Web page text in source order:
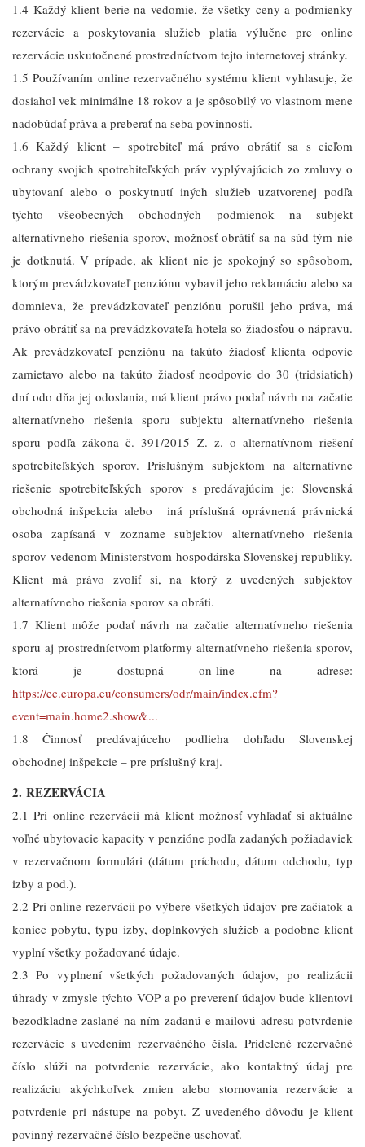
1.4 Každý klient berie na vedomie, že všetky ceny a podmienky
rezervácie a poskytovania služieb platia výlučne pre online
rezervácie uskutočnené prostredníctvom tejto internetovej stránky.
1.5 Používaním online rezervačného systému klient vyhlasuje, že
dosiahol vek minimálne 18 rokov a je spôsobilý vo vlastnom mene
nadobúdať práva a preberať na seba povinnosti.
1.6 Každý klient – spotrebiteľ má právo obrátiť sa s cieľom
ochrany svojich spotrebiteľských práv vyplývajúcich zo zmluvy o
ubytovaní alebo o poskytnutí iných služieb uzatvorenej podľa
týchto všeobecných obchodných podmienok na subjekt
alternatívneho riešenia sporov, možnosť obrátiť sa na súd tým nie
je dotknutá. V prípade, ak klient nie je spokojný so spôsobom,
ktorým prevádzkovateľ penziónu vybavil jeho reklamáciu alebo sa
domnieva, že prevádzkovateľ penziónu porušil jeho práva, má
právo obrátiť sa na prevádzkovateľa hotela so žiadosťou o nápravu.
Ak prevádzkovateľ penziónu na takúto žiadosť klienta odpovie
zamietavo alebo na takúto žiadosť neodpovie do 30 (tridsiatich)
dní odo dňa jej odoslania, má klient právo podať návrh na začatie
alternatívneho riešenia sporu subjektu alternatívneho riešenia
sporu podľa zákona č. 391/2015 Z. z. o alternatívnom riešení
spotrebiteľských sporov. Príslušným subjektom na alternatívne
riešenie spotrebiteľských sporov s predávajúcim je: Slovenská
obchodná inšpekcia alebo iná príslušná oprávnená právnická
osoba zapísaná v zozname subjektov alternatívneho riešenia
sporov vedenom Ministerstvom hospodárska Slovenskej republiky.
Klient má právo zvoliť si, na ktorý z uvedených subjektov
alternatívneho riešenia sporov sa obráti.
1.7 Klient môže podať návrh na začatie alternatívneho riešenia
sporu aj prostredníctvom platformy alternatívneho riešenia sporov,
ktorá je dostupná on-line na adrese:
https://ec.europa.eu/consumers/odr/main/index.cfm?
event=main.home2.show&...
1.8 Činnosť predávajúceho podlieha dohľadu Slovenskej
obchodnej inšpekcie – pre príslušný kraj.
2. REZERVÁCIA
2.1 Pri online rezervácií má klient možnosť vyhľadať si aktuálne
voľné ubytovacie kapacity v penzióne podľa zadaných požiadaviek
v rezervačnom formulári (dátum príchodu, dátum odchodu, typ
izby a pod.).
2.2 Pri online rezervácii po výbere všetkých údajov pre začiatok a
koniec pobytu, typu izby, doplnkových služieb a podobne klient
vyplní všetky požadované údaje.
2.3 Po vyplnení všetkých požadovaných údajov, po realizácii
úhrady v zmysle týchto VOP a po preverení údajov bude klientovi
bezodkladne zaslané na ním zadanú e-mailovú adresu potvrdenie
rezervácie s uvedením rezervačného čísla. Pridelené rezervačné
číslo slúži na potvrdenie rezervácie, ako kontaktný údaj pre
realizáciu akýchkoľvek zmien alebo stornovania rezervácie a
potvrdenie pri nástupe na pobyt. Z uvedeného dôvodu je klient
povinný rezervačné číslo bezpečne uschovať.